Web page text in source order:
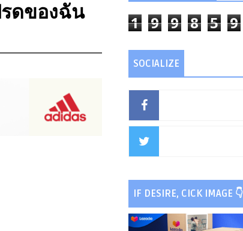
รดของฉัน
1 9 9 8 5 9
SOCIALIZE
IF DESIRE, CICK IMAGE 👇